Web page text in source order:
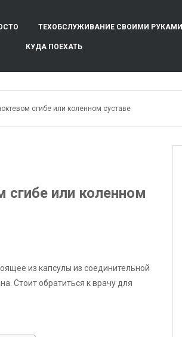
ТЕХОБСЛУЖИВАНИЕ СВОИМИ РУКАМИ
КУДА ПОЕХАТЬ
сгибе или коленном суставе
сгибе или коленном
из капсулы из соединительной
Стоит обратиться к врачу для